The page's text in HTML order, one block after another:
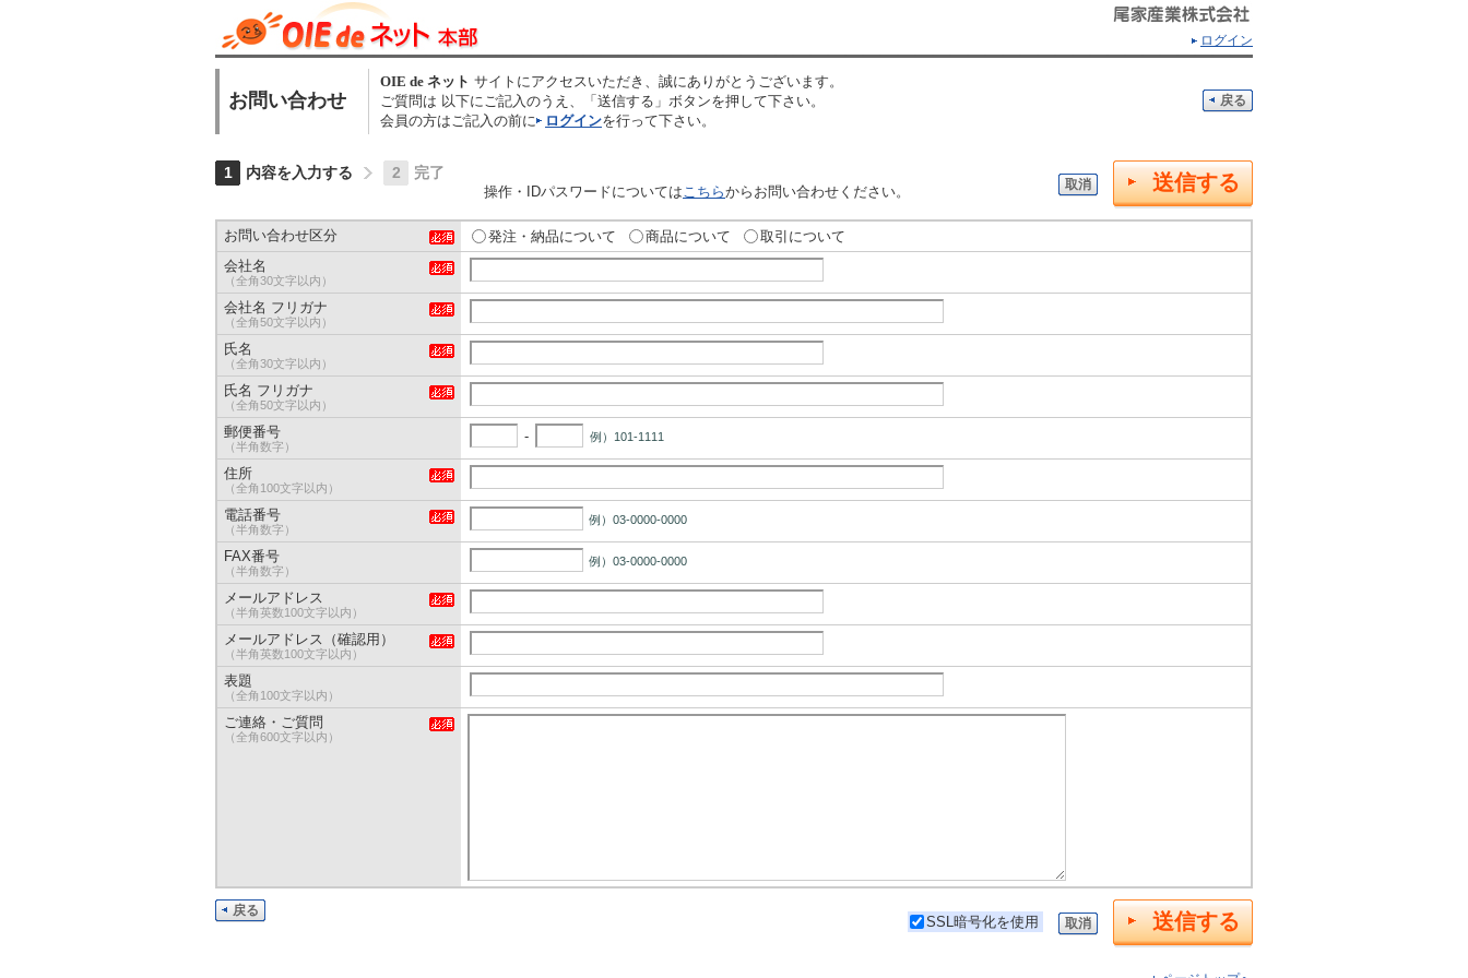
ログイン
お問い合わせ
OIE de ネット サイトにアクセスいただき、誠にありがとうございます。
ご質問は 以下にご記入のうえ、「送信する」ボタンを押して下さい。
会員の方はご記入の前に
ログインを行って下さい。
戻る
1 内容を入力する 2 完了
操作・IDパスワードについてはこちらからお問い合わせください。 取消 送信する
お問い合わせ区分 発注・納品について 商品について
取引について
会社名
（全角30文字以内）
会社名 フリガナ
（全角50文字以内）
氏名
（全角30文字以内）
氏名 フリガナ
（全角50文字以内）
郵便番号
（半角数字）
- 例）101-1111
住所
（全角100文字以内）
電話番号
（半角数字）
例）03-0000-0000
FAX番号
（半角数字）
例）03-0000-0000
メールアドレス
（半角英数100文字以内）
メールアドレス（確認用）
（半角英数100文字以内）
表題
（全角100文字以内）
ご連絡・ご質問
（全角600文字以内）
戻る
SSL暗号化を使用 取消 送信する